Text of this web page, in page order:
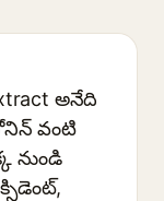
అనేది
వంటి
నుండి